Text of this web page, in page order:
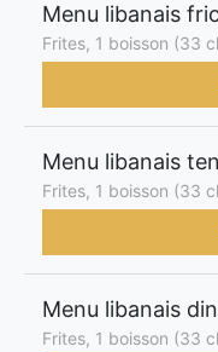
Menu libanais
Frites, 1 boisson (33
Menu libanais
Frites, 1 boisson (33
Menu libanais
Frites, 1 boisson (33